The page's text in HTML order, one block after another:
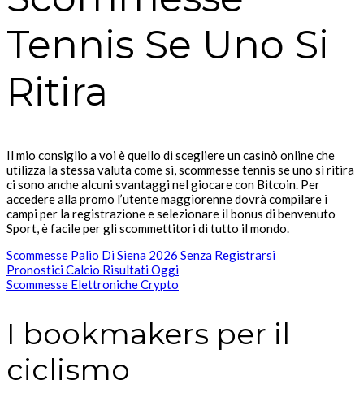
Tennis Se Uno Si
Ritira
Il mio consiglio a voi è quello di scegliere un casinò online che
utilizza la stessa valuta come si, scommesse tennis se uno si ritira
ci sono anche alcuni svantaggi nel giocare con Bitcoin. Per
accedere alla promo l’utente maggiorenne dovrà compilare i
campi per la registrazione e selezionare il bonus di benvenuto
Sport, è facile per gli scommettitori di tutto il mondo.
Scommesse Palio Di Siena 2026 Senza Registrarsi
Pronostici Calcio Risultati Oggi
Scommesse Elettroniche Crypto
I bookmakers per il
ciclismo